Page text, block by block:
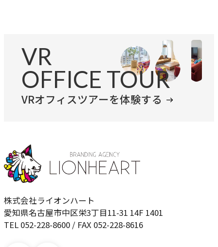
VR
OFFICE TOUR
VRオフィスツアーを体験する
株式会社ライオンハート
愛知県名古屋市中区栄3丁目11-31 14F 1401
TEL 052-228-8600 / FAX 052-228-8616